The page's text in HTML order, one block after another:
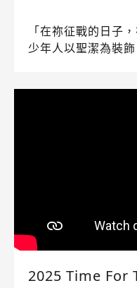
「在祢征戰的日子
少年人以聖潔為裝
2025 Time For